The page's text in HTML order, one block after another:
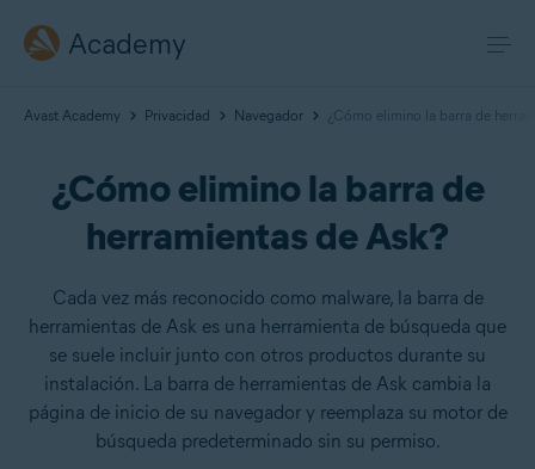
Academy
Avast Academy Privacidad Navegador ¿Cómo elimino la barra de
¿Cómo elimino la barra de
herramientas de Ask?
Cada vez más reconocido como malware, la barra de
herramientas de Ask es una herramienta de búsqueda que
se suele incluir junto con otros productos durante su
instalación. La barra de herramientas de Ask cambia la
página de inicio de su navegador y reemplaza su motor de
búsqueda predeterminado sin su permiso.